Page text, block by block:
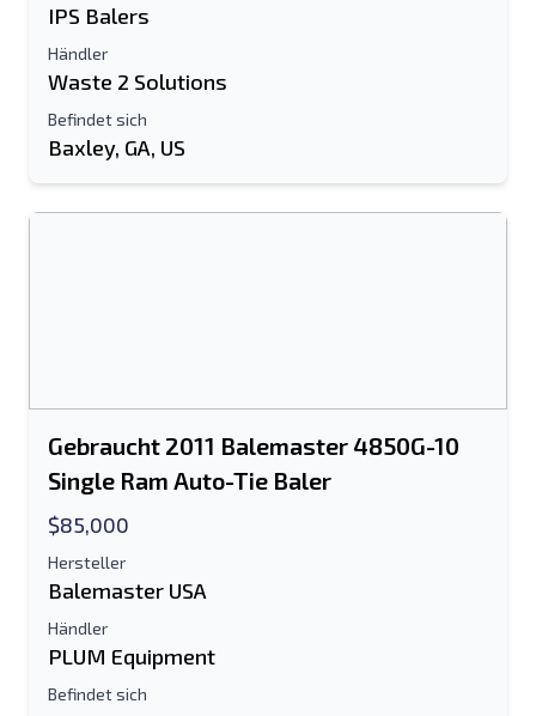
Handy, Mobiltelefon
Senden
IPS Balers
Händler
Waste 2 Solutions
Befindet sich
Baxley, GA, US
Gebraucht 2011 Balemaster 4850G-10
Single Ram Auto-Tie Baler
$85,000
Hersteller
Balemaster USA
Händler
PLUM Equipment
Befindet sich
zusätzliche Information